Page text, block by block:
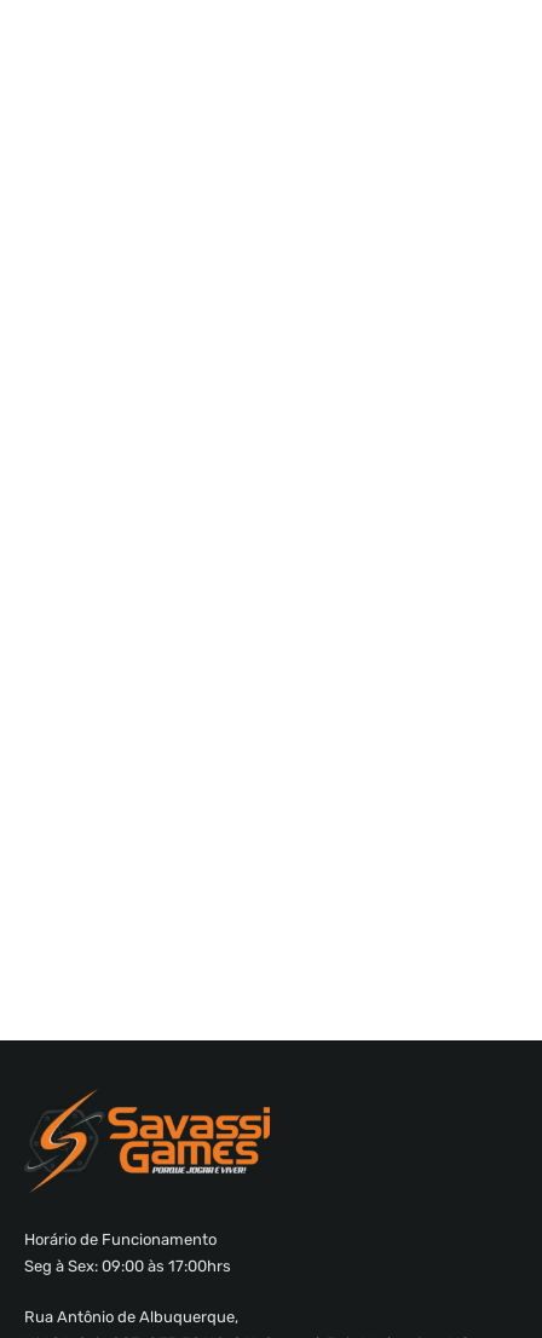
Horário de Funcionamento
Seg à Sex: 09:00 às 17:00hrs
Rua Antônio de Albuquerque,